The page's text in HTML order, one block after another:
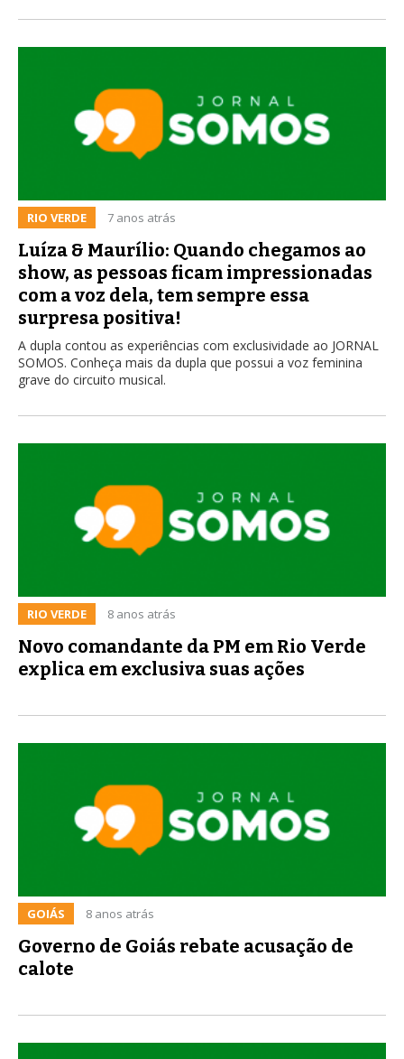
RIO VERDE 7 anos atrás
Luíza & Maurílio: Quando chegamos ao
show, as pessoas ficam impressionadas
com a voz dela, tem sempre essa
surpresa positiva!
A dupla contou as experiências com exclusividade ao JORNAL
SOMOS. Conheça mais da dupla que possui a voz feminina
grave do circuito musical.
RIO VERDE 8 anos atrás
Novo comandante da PM em Rio Verde
explica em exclusiva suas ações
GOIÁS 8 anos atrás
Governo de Goiás rebate acusação de
calote